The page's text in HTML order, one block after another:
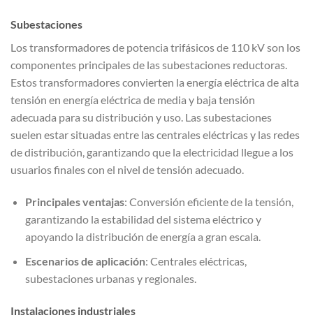
Subestaciones
Los transformadores de potencia trifásicos de 110 kV son los
componentes principales de las subestaciones reductoras.
Estos transformadores convierten la energía eléctrica de alta
tensión en energía eléctrica de media y baja tensión
adecuada para su distribución y uso. Las subestaciones
suelen estar situadas entre las centrales eléctricas y las redes
de distribución, garantizando que la electricidad llegue a los
usuarios finales con el nivel de tensión adecuado.
Principales ventajas: Conversión eficiente de la tensión,
garantizando la estabilidad del sistema eléctrico y
apoyando la distribución de energía a gran escala.
Escenarios de aplicación: Centrales eléctricas,
subestaciones urbanas y regionales.
Instalaciones industriales